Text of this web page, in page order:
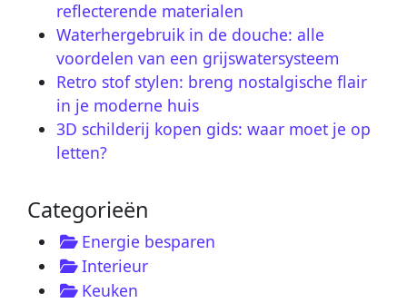
reflecterende materialen
Waterhergebruik in de douche: alle
voordelen van een grijswatersysteem
Retro stof stylen: breng nostalgische flair
in je moderne huis
3D schilderij kopen gids: waar moet je op
letten?
Categorieën
Energie besparen
Interieur
Keuken